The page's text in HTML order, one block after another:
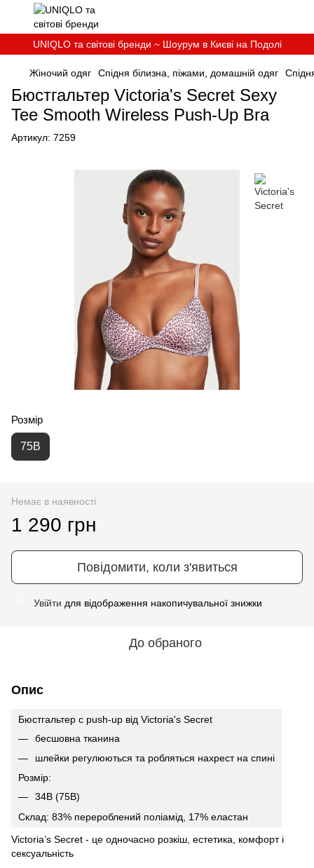
UNIQLO та світові бренди ~ Шоурум в Києві на Подолі
Жіночий одяг Спідня білизна, піжами, домашнiй одяг
Бюстгальтер Victoria's Secret Sexy
Tee Smooth Wireless Push-Up Bra
Артикул: 7259
Розмір
75B
Немає в наявності
1 290 грн
Повідомити, коли з'явиться
Увійти для відображення накопичувальної знижки
До обраного
Опис
Бюстгальтер c push-up вiд Victoria's Secret
бесшовна тканина
шлейки регулюються та робляться нахрест на спині
Розмір:
34В (75В)
Склад: 83% перероблений поліамід, 17% еластан
Victoria’s Secret - це одночасно розкіш, естетика, комфорт і
сексуальність